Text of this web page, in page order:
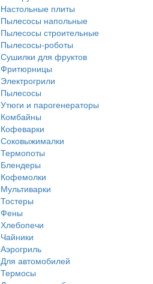
Настольные плиты
Пылесосы напольные
Пылесосы строительные
Пылесосы-роботы
Сушилки для фруктов
Фритюрницы
Электрогрили
Пылесосы
Утюги и парогенераторы
Комбайны
Кофеварки
Соковыжималки
Термопоты
Блендеры
Кофемолки
Мультиварки
Тостеры
Фены
Хлебопечи
Чайники
Аэрогриль
Для автомобилей
Термосы